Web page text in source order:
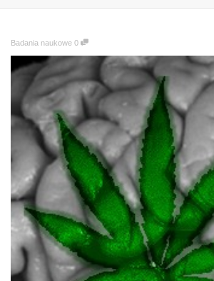
Badania naukowe 0